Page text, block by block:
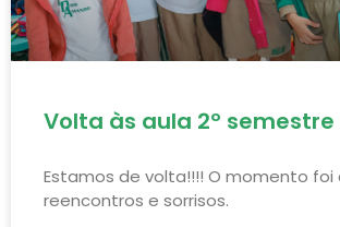
Volta às aula 2º semestre
Estamos de volta!!!! O momento foi
reencontros e sorrisos.